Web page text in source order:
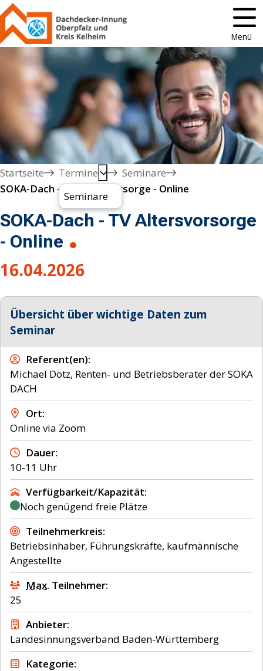
Menü
Startseite
Termine
Seminare
Seminare
SOKA-Dach - TV Altersvorsorge - Online
SOKA-Dach - TV Altersvorsorge
- Online
16.04.2026
Übersicht über wichtige Daten zum
Seminar
Referent(en)
Michael Dötz, Renten- und Betriebsberater der SOKA
DACH
Ort
Online via Zoom
Dauer
10-11 Uhr
Verfügbarkeit/Kapazität
Noch genügend freie Plätze
Teilnehmerkreis
Betriebsinhaber, Führungskräfte, kaufmännische
Angestellte
Max. Teilnehmer
25
Anbieter
Landesinnungsverband Baden-Württemberg
Kategorie